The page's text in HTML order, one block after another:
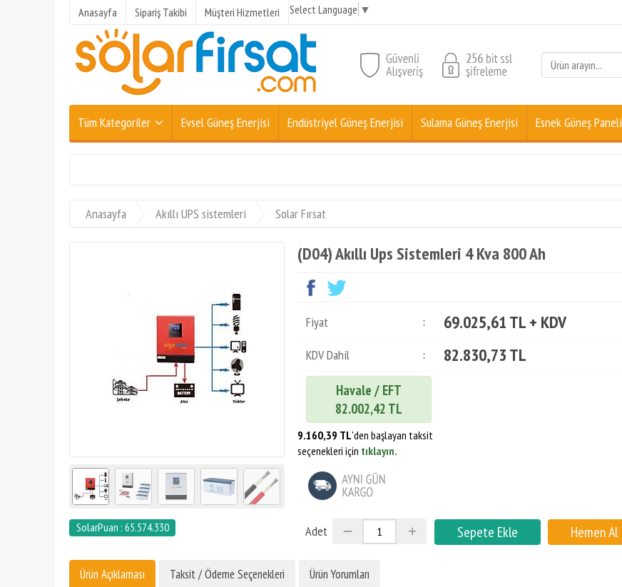
Anasayfa Sipariş Takibi Müşteri Hizmetleri Select Language ▼
Tüm Kategoriler Evsel Güneş Enerjisi Endüstriyel Güneş Enerjisi Sulama Güneş Enerjisi Esnek Güneş Paneli
Anasayfa Akıllı UPS sistemleri Solar Fırsat
SolarPuan : 65.574.330
(D04) Akıllı Ups Sistemleri 4 Kva 800 Ah
Fiyat : 69.025,61 TL + KDV
KDV Dahil : 82.830,73 TL
Havale / EFT
82.002,42 TL
9.160,39 TL'den başlayan taksit
seçenekleri için tıklayın.
Adet
Ürün Açıklaması Taksit / Ödeme Seçenekleri Ürün Yorumları